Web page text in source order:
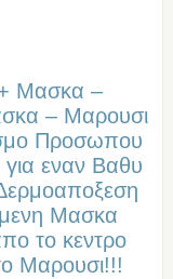
Μασκα –
– Μαρουσι
Προσωπου
εναν Βαθυ
Μασκα
το κεντρο
Μαρουσι!!!